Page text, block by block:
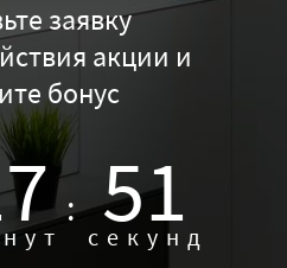
заявку
акции и
бонус
: 50
секунд